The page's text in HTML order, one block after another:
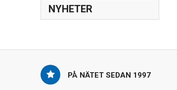
NYHETER
PÅ NÄTET SEDAN 1997